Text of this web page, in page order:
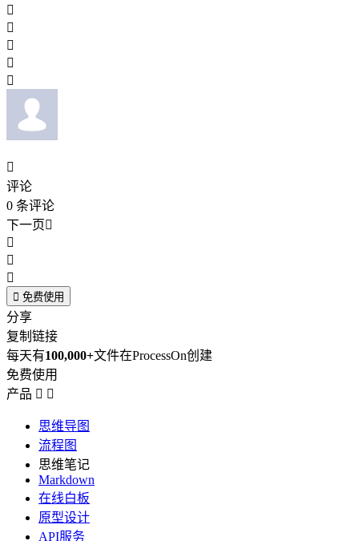






评论
0 条评论
下一页



 免费使用
分享
复制链接
每天有100,000+文件在ProcessOn创建
免费使用
产品  
思维导图
流程图
思维笔记
Markdown
在线白板
原型设计
API服务